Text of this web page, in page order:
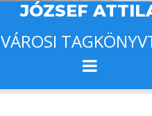
JÓZSEF
VÁROSI